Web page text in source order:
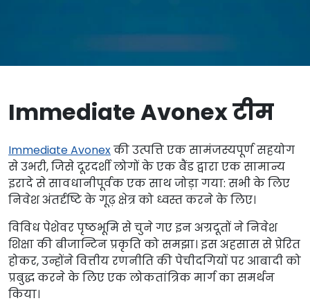
Immediate Avonex टीम
Immediate Avonexकी उत्पत्ति एक सामंजस्यपूर्ण सहयोग
से उभरी, जिसे दूरदर्शी लोगों के एक बैंड द्वारा एक सामान्य
इरादे से सावधानीपूर्वक एक साथ जोड़ा गया: सभी के लिए
निवेश अंतर्दृष्टि के गूढ़ क्षेत्र को ध्वस्त करने के लिए।
विविध पेशेवर पृष्ठभूमि से चुने गए इन अग्रदूतों ने निवेश
शिक्षा की बीजान्टिन प्रकृति को समझा। इस अहसास से प्रेरित
होकर, उन्होंने वित्तीय रणनीति की पेचीदगियों पर आबादी को
प्रबुद्ध करने के लिए एक लोकतांत्रिक मार्ग का समर्थन
किया।